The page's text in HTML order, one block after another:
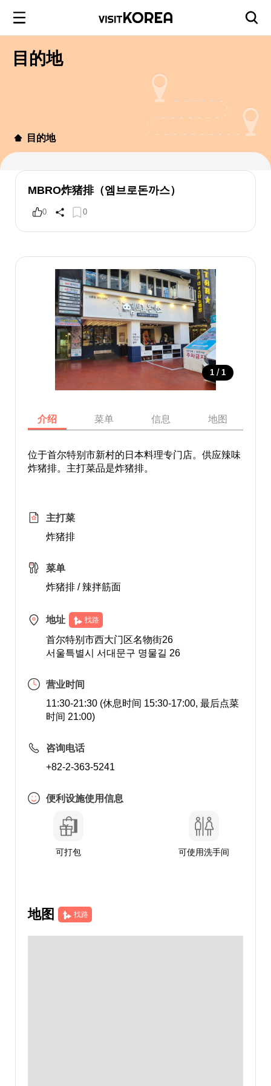
目的地
目的地
MBRO炸猪排（엠브로돈까스）
0 0
1 / 1
介绍 菜单 信息 地图
位于首尔特别市新村的日本料理专门店。供应辣味
炸猪排。主打菜品是炸猪排。
主打菜
炸猪排
菜单
炸猪排 / 辣拌筋面
地址 找路
首尔特别市西大门区名物街26
서울특별시 서대문구 명물길 26
营业时间
11:30-21:30 (休息时间 15:30-17:00, 最后点菜
时间 21:00)
咨询电话
+82-2-363-5241
便利设施使用信息
可打包 可使用洗手间
地图 找路